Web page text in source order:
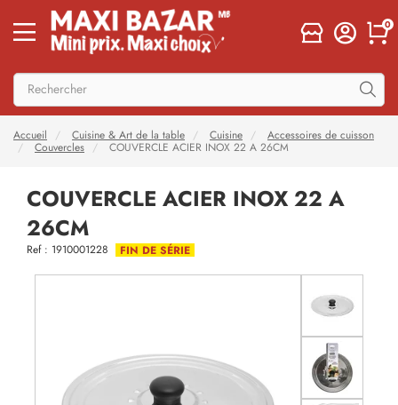
0
Accueil Cuisine & Art de la table Cuisine
Accessoires de cuisson
Couvercles
COUVERCLE ACIER INOX 22 A 26CM
COUVERCLE ACIER INOX 22 A
26CM
Ref : 1910001228 FIN DE SÉRIE